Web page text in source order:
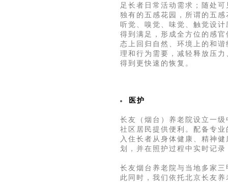
足长者日常活动需求；随处
独有的五感花园，所谓的五
听觉、嗅觉、味觉、触觉设
得到满足，形成全方位的感
态上回归自然、环境上的和
理和行为需要，减轻释放压
得到更快速的恢复。
医护
长友（烟台）养老院设立一
社区居民提供便利。配备专
入住长者从身体健康、精神
划，并在照护过程中实时记
长友烟台养老院与当地多家
此同时，我们依托北京长友